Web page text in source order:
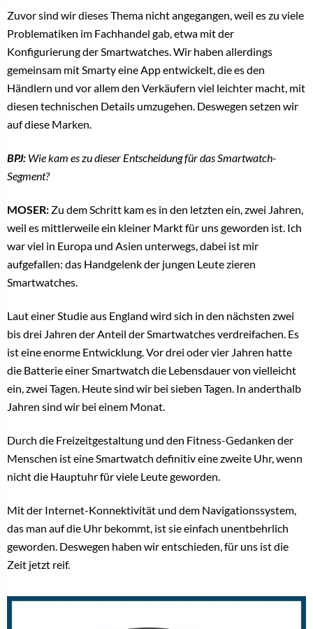
Zuvor sind wir dieses Thema nicht angegangen, weil es zu viele
Problematiken im Fachhandel gab, etwa mit der
Konfigurierung der Smartwatches. Wir haben allerdings
gemeinsam mit Smarty eine App entwickelt, die es den
Händlern und vor allem den Verkäufern viel leichter macht, mit
diesen technischen Details umzugehen. Deswegen setzen wir
auf diese Marken.
BPJ: Wie kam es zu dieser Entscheidung für das Smartwatch-
Segment?
MOSER: Zu dem Schritt kam es in den letzten ein, zwei Jahren,
weil es mittlerweile ein kleiner Markt für uns geworden ist. Ich
war viel in Europa und Asien unterwegs, dabei ist mir
aufgefallen: das Handgelenk der jungen Leute zieren
Smartwatches.
Laut einer Studie aus England wird sich in den nächsten zwei
bis drei Jahren der Anteil der Smartwatches verdreifachen. Es
ist eine enorme Entwicklung. Vor drei oder vier Jahren hatte
die Batterie einer Smartwatch die Lebensdauer von vielleicht
ein, zwei Tagen. Heute sind wir bei sieben Tagen. In anderthalb
Jahren sind wir bei einem Monat.
Durch die Freizeitgestaltung und den Fitness-Gedanken der
Menschen ist eine Smartwatch definitiv eine zweite Uhr, wenn
nicht die Hauptuhr für viele Leute geworden.
Mit der Internet-Konnektivität und dem Navigationssystem,
das man auf die Uhr bekommt, ist sie einfach unentbehrlich
geworden. Deswegen haben wir entschieden, für uns ist die
Zeit jetzt reif.